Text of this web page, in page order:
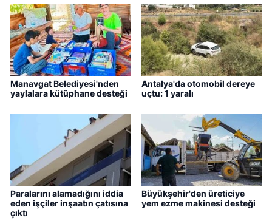
Manavgat Belediyesi'nden
yaylalara kütüphane desteği
Antalya'da otomobil dereye
uçtu: 1 yaralı
Paralarını alamadığını iddia
eden işçiler inşaatın çatısına
çıktı
Büyükşehir'den üreticiye
yem ezme makinesi desteği